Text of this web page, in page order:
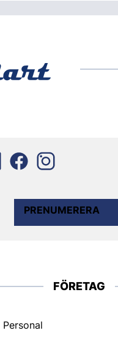
PRENUMERERA
FÖRETAG
Personal